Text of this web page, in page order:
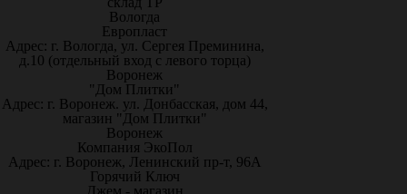
Вологда
Европласт
Адрес: г. Вологда, ул. Сергея Преминина,
д.10 (отдельный вход с левого торца)
Воронеж
"Дом Плитки"
Адрес: г. Воронеж. ул. Донбасская, дом 44,
магазин "Дом Плитки"
Воронеж
Компания ЭкоПол
Адрес: г. Воронеж, Ленинский пр-т, 96А
Горячий Ключ
Джем - магазин